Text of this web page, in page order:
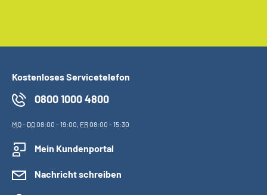
Kostenloses Servicetelefon
0800 1000 4800
MO- DO08:00 - 19:00, FR08:00 - 15:30
Mein Kundenportal
Nachricht schreiben